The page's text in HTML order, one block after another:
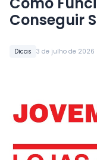
Dicas 3 de julho de 2026
Conseguir